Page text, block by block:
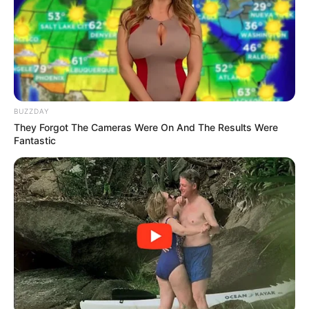
They're Unbearable! 9 Movie Characters You
Probably Remember
BRAINBERRIES
BUZZDAY
They Forgot The Cameras Were On And The Results Were
Fantastic